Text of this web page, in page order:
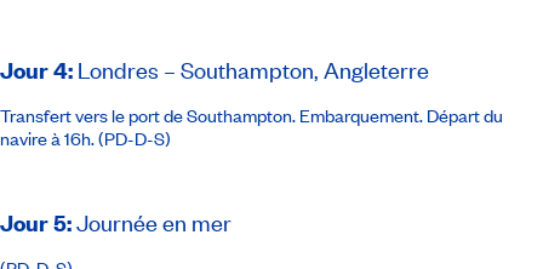
Jour 4: Londres – Southampton, Angleterre
Transfert vers le port de Southampton. Embarquement. Départ du
navire à 16h. (PD-D-S)
Jour 5:Journée en mer